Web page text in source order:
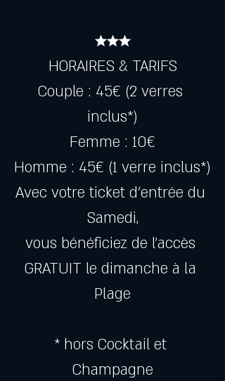
★★★
HORAIRES & TARIFS
Couple : 45€ (2 verres
inclus*)
Femme : 10€
Homme : 45€ (1 verre inclus*)
Avec votre ticket d’entrée du
Samedi,
vous bénéficiez de l’accès
GRATUIT le dimanche à la
Plage
* hors Cocktail et
Champagne